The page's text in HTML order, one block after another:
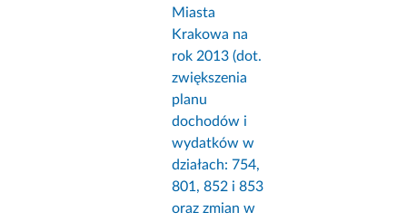
Miasta
Krakowa na
rok 2013 (dot.
zwiększenia
planu
dochodów i
wydatków w
działach: 754,
801, 852 i 853
oraz zmian w